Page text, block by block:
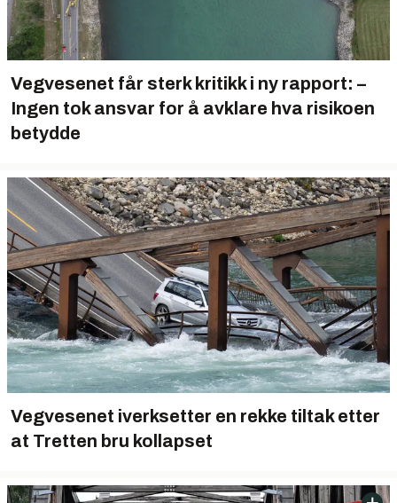
Vegvesenet får sterk kritikk i ny rapport: –
Ingen tok ansvar for å avklare hva risikoen
betydde
Vegvesenet iverksetter en rekke tiltak etter
at Tretten bru kollapset